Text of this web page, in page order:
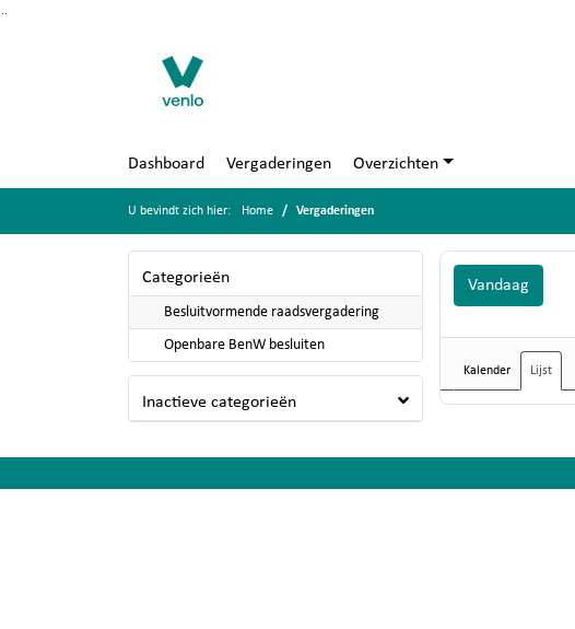
Dashboard Vergaderingen Overzichten
U bevindt zich hier: Home Vergaderingen
Categorieën
Besluitvormende raadsvergadering
Openbare BenW besluiten
Inactieve categorieën
Vandaag
Kalender Lijst